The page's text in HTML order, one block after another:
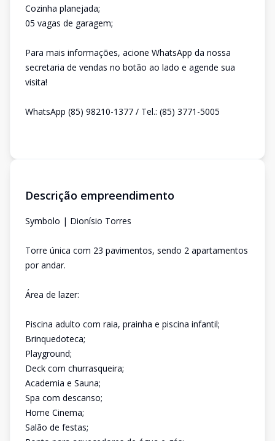
Cozinha planejada;
05 vagas de garagem;
Para mais informações, acione WhatsApp da nossa
secretaria de vendas no botão ao lado e agende sua
visita!
WhatsApp (85) 98210-1377 / Tel.: (85) 3771-5005
Descrição empreendimento
Symbolo | Dionísio Torres
Torre única com 23 pavimentos, sendo 2 apartamentos
por andar.
Área de lazer:
Piscina adulto com raia, prainha e piscina infantil;
Brinquedoteca;
Playground;
Deck com churrasqueira;
Academia e Sauna;
Spa com descanso;
Home Cinema;
Salão de festas;